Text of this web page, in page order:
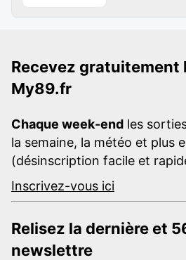
Recevez gratuitement
My89.fr
Chaque week-end les
la semaine, la météo et plus
(désinscription facile et
Inscrivez-vous ici
Relisez la dernière et
newslettre